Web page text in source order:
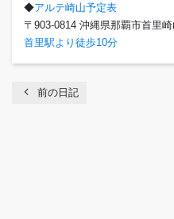
◆アルテ崎山予定表
〒903-0814 沖縄県那覇市首里
首里駅より徒歩10分
chevron_left 前の日記